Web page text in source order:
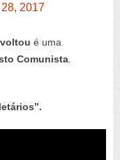
2017
é uma
Comunista